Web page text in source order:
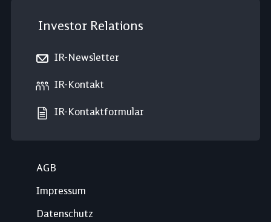
Investor Relations
IR-Newsletter
IR-Kontakt
IR-Kontaktformular
AGB
Impressum
Datenschutz